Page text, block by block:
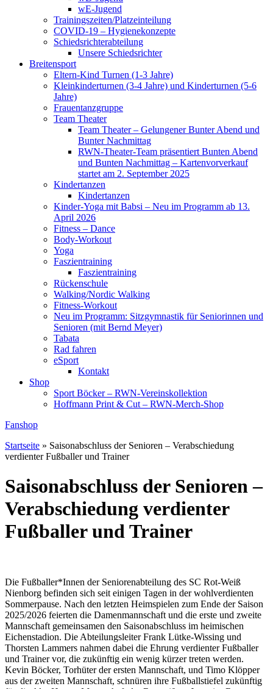
wE-Jugend
Trainingszeiten/Platzeinteilung
COVID-19 – Hygienekonzepte
Schiedsrichterabteilung
Unsere Schiedsrichter
Breitensport
Eltern-Kind Turnen (1-3 Jahre)
Kleinkinderturnen (3-4 Jahre) und Kinderturnen (5-6
Jahre)
Frauentanzgruppe
Team Theater
Team Theater – Gelungener Bunter Abend und
Bunter Nachmittag
RWN-Theater-Team präsentiert Bunten Abend
und Bunten Nachmittag – Kartenvorverkauf
startet am 2. September 2025
Kindertanzen
Kindertanzen
Kinder-Yoga mit Babsi – Neu im Programm ab 13.
April 2026
Fitness – Dance
Body-Workout
Yoga
Faszientraining
Faszientraining
Rückenschule
Walking/Nordic Walking
Fitness-Workout
Neu im Programm: Sitzgymnastik für Seniorinnen und
Senioren (mit Bernd Meyer)
Tabata
Rad fahren
eSport
Kontakt
Shop
Sport Böcker – RWN-Vereinskollektion
Hoffmann Print & Cut – RWN-Merch-Shop
Fanshop
Startseite » Saisonabschluss der Senioren – Verabschiedung
verdienter Fußballer und Trainer
Saisonabschluss der Senioren –
Verabschiedung verdienter
Fußballer und Trainer
Die Fußballer*Innen der Seniorenabteilung des SC Rot-Weiß
Nienborg befinden sich seit einigen Tagen in der wohlverdienten
Sommerpause. Nach den letzten Heimspielen zum Ende der Saison
2025/2026 feierten die Damenmannschaft und die erste und zweite
Mannschaft gemeinsamen den Saisonabschluss im heimischen
Eichenstadion. Die Abteilungsleiter Frank Lütke-Wissing und
Thorsten Lammers nahmen dabei die Ehrung verdienter Fußballer
und Trainer vor, die zukünftig ein wenig kürzer treten werden.
Kevin Böcker, Torhüter der ersten Mannschaft, und Timo Klöpper
aus der zweiten Mannschaft, schnüren ihre Fußballstiefel zukünftig